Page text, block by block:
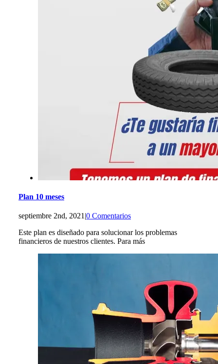
Plan 10 meses
septiembre 2nd, 2021 |0 Comentarios
Este plan es diseñado para solucionar los problemas
financieros de nuestros clientes. Para más